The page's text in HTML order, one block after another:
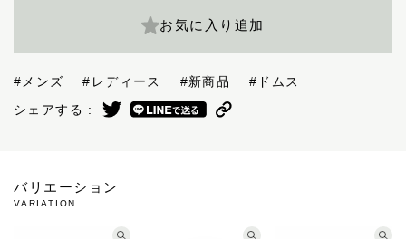
お気に入り追加
#メンズ #レディース #新商品
#ドムス
シェアする :
バリエーション
VARIATION